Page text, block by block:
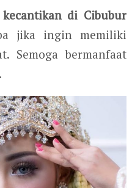
di Cibubur
jika ingin memiliki
Semoga bermanfaat